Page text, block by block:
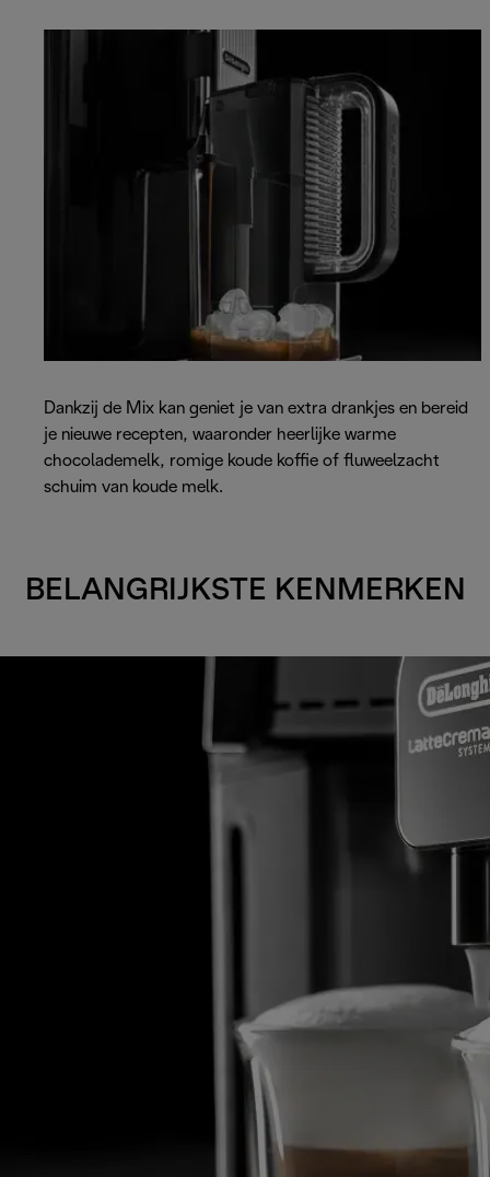
Dankzij de Mix kan geniet je van extra drankjes en bereid
je nieuwe recepten, waaronder heerlijke warme
chocolademelk, romige koude koffie of fluweelzacht
schuim van koude melk.
BELANGRIJKSTE KENMERKEN